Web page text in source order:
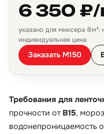
6 350
указано для миксера 8 м³;
индивидуальная цена
Заказать М150
Требования для
прочности отB15,
водонепроницаемость